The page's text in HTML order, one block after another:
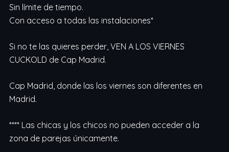
Sin límite de tiempo.
Con acceso a todas las instalaciones*
Si no te las quieres perder, VEN A LOS VIERNES
CUCKOLD de Cap Madrid.
Cap Madrid, donde las los viernes son diferentes en
Madrid.
**** Las chicas y los chicos no pueden acceder a la
zona de parejas únicamente.